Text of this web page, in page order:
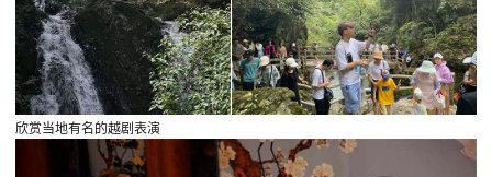
欣赏当地有名的越剧表演